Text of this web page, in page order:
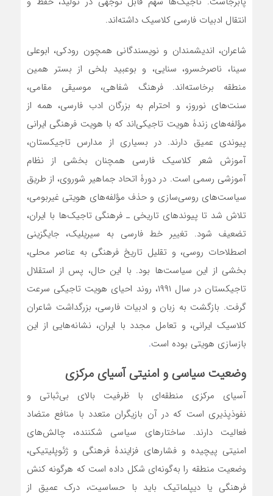
انتقال ادبیات فارسی کلاسیک داشته‌اند.
شاعران، اندیشمندان و نویسندگانی همچون رودکی، ابوعلی
سینا، ناصرخسرو، سنایی، و بوعبید بلخی از بستر همین
منطقه برخاسته‌اند. فرهنگ شفاهی، موسیقی مقامی،
سنت‌های نوروز، و احترام به بزرگان ادب فارسی، همه از
مؤلفه‌های زندۀ هویت تاجیکی‌اند که با هویت فرهنگی ایرانی
پیوندی عمیق دارند. در بسیاری از مدارس تاجیکستان،
آموزش شعر کلاسیک فارسی همچنان بخشی از نظام
آموزشی رسمی است. در دورۀ اتحاد جماهیر شوروی، از طریق
سیاست‌های روسی‌سازی و حذف مؤلفه‌های هویتی غیربومی،
تلاش شد تا پیوندهای تاریخی ـ فرهنگی تاجیک‌ها با ایران،
تضعیف شود. تغییر خط فارسی به سیریلیک، جایگزینی
اصطلاحات روسی، و تقلیل تاریخ فرهنگی به عناصر محلی،
بخشی از این سیاست‌ها بود. با این حال، پس از استقلال
تاجیکستان در سال ۱۹۹۱، روند احیای هویت تاجیکی سرعت
گرفت. بازگشت به زبان و ادبیات فارسی، بزرگداشت شاعران
کلاسیک ایرانی، و تعامل مجدد با ایران، نشانه‌هایی از این
بازسازی هویتی بوده است.
وضعیت سیاسی و امنیتی آسیای مرکزی
آسیای مرکزی منطقه‌ای با ظرفیت بالای بی‌ثباتی و
نفوذپذیری است که در آن بازیگران متعدد با منافع متضاد
فعالیت دارند. ساختارهای سیاسی شکننده، چالش‌های
امنیتی پیچیده و فشارهای فزایندۀ فرهنگی و ژئوپلیتیکی،
وضعیت منطقه را به‌گونه‌ای شکل داده است که هرگونه کنش
فرهنگی یا دیپلماتیک باید با حساسیت، درک عمیق از